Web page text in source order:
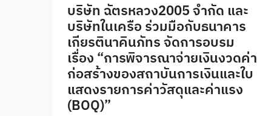
บริษัท ฉัตรหลวง2005 จำกัด และ
บริษัทในเครือ ร่วมมือกับธนาคาร
เกียรตินาคินภัทร จัดการอบรม
เรื่อง “การพิจารณาจ่ายเงินงวดค่า
ก่อสร้างของสถาบันการเงินและใบ
แสดงรายการค่าวัสดุและค่าแรง
(BOQ)”